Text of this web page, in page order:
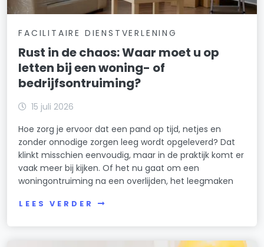
FACILITAIRE DIENSTVERLENING
Rust in de chaos: Waar moet u op
letten bij een woning- of
bedrijfsontruiming?
15 juli 2026
Hoe zorg je ervoor dat een pand op tijd, netjes en
zonder onnodige zorgen leeg wordt opgeleverd? Dat
klinkt misschien eenvoudig, maar in de praktijk komt er
vaak meer bij kijken. Of het nu gaat om een
woningontruiming na een overlijden, het leegmaken
LEES VERDER